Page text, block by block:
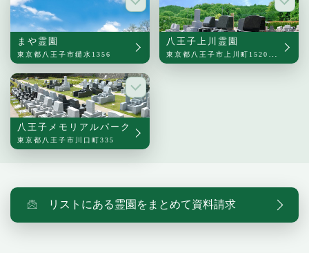
まや霊園
東京都八王子市鑓水1356
八王子上川霊園
東京都八王子市上川町1520番地
八王子メモリアルパーク
東京都八王子市川口町335
リストにある霊園をまとめて資料請求